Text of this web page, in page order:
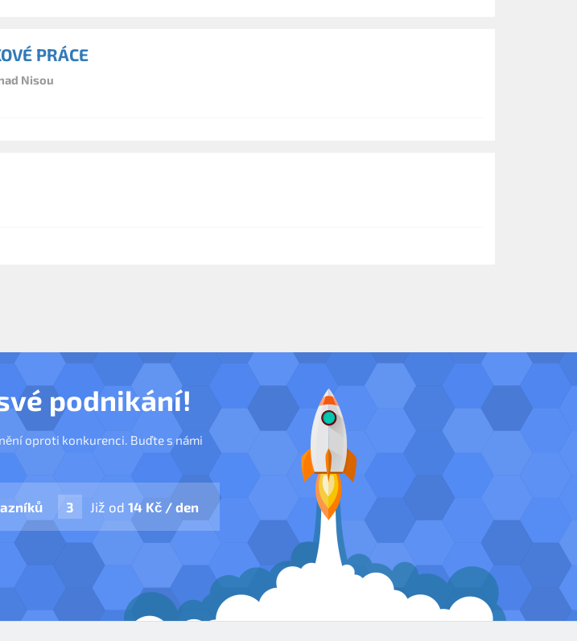
PRÁCE
Nisou
podnikání!
oproti konkurenci. Buďte s námi
Již od 14 Kč / den